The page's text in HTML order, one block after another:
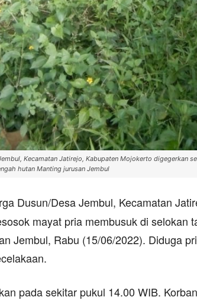
Kecamatan Jatirejo, Kabupaten Mojokerto digegerkan
hutan Manting jurusan Jembul
Dusun/Desa Jembul, Kecamatan
mayat pria membusuk di selokan
Jembul, Rabu (15/06/2022). Diduga
pada sekitar pukul 14.00 WIB.